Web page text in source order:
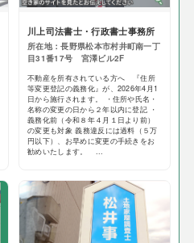
川上司法書士・行政書士事務所
所在地：長野県松本市村井町南一丁
目31番17号 宮澤ビル2F
不動産を所有されている方へ 『住所
等変更登記の義務化』が、2026年4月1
日から施行されます。 ・住所や氏名・
名称の変更の日から２年以内に登記 ・
義務化前（令和８年４月１日より前）
の変更も対象 義務違反には過料（５万
円以下）、お早めに変更の手続きをお
勧めいたします。 ...